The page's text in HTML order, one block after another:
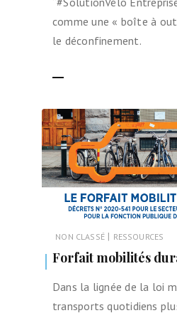
comme une « boîte à
le déconfinement.
NON CLASSÉ | RESSOURCES
Forfait mobilités
Dans la lignée de la loi
transports quotidiens